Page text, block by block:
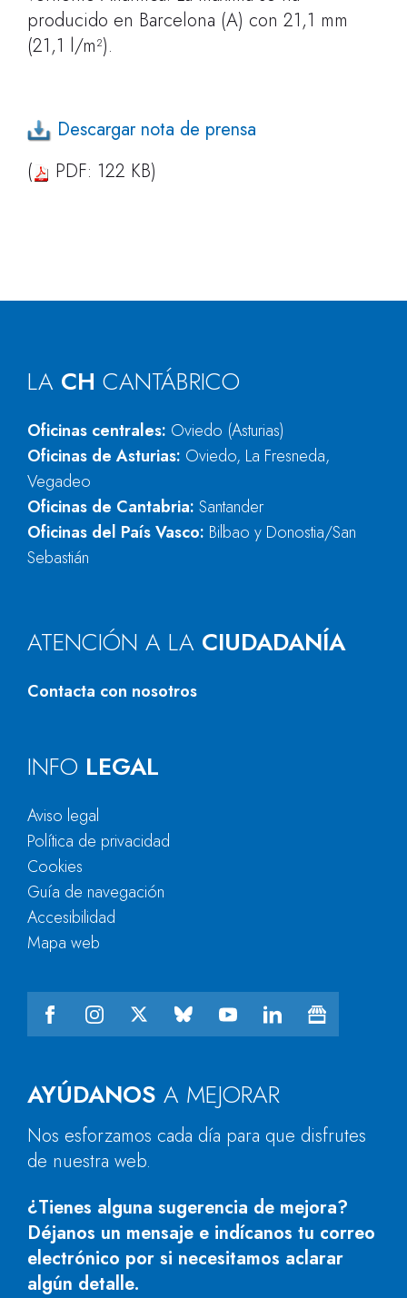
producido en Barcelona (A) con 21,1 mm
(21,1 l/m²).
Descargar nota de prensa
(
PDF: 122 KB)
LA CH CANTÁBRICO
Oficinas centrales: Oviedo (Asturias)
Oficinas de Asturias: Oviedo, La Fresneda,
Vegadeo
Oficinas de Cantabria: Santander
Oficinas del País Vasco: Bilbao y Donostia/San
Sebastián
ATENCIÓN A LA CIUDADANÍA
Contacta con nosotros
AYÚDANOS A MEJORAR
Nos esforzamos cada día para que disfrutes
de nuestra web.
¿Tienes alguna sugerencia de mejora?
Déjanos un mensaje e indícanos tu correo
electrónico por si necesitamos aclarar
algún detalle.
INFO LEGAL
Aviso legal
Política de privacidad
Cookies
Guía de navegación
Accesibilidad
Mapa web